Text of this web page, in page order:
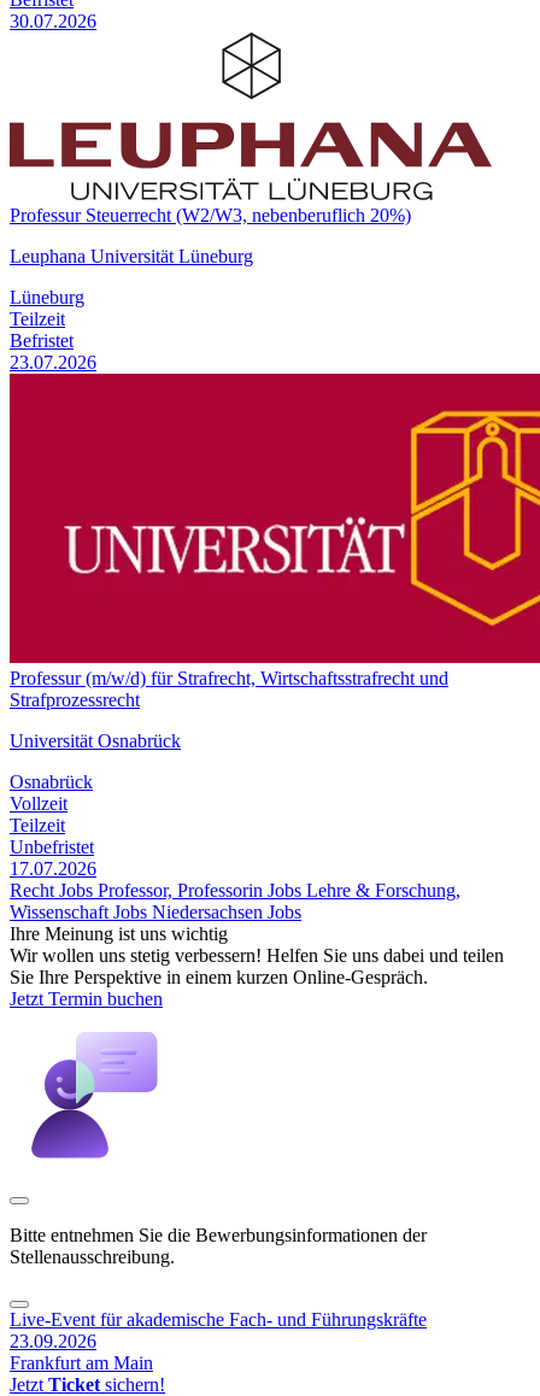
30.07.2026
Professur Steuerrecht (W2/W3, nebenberuflich 20%)
Leuphana Universität Lüneburg
Lüneburg
Teilzeit
Befristet
23.07.2026
Professur (m/w/d) für Strafrecht, Wirtschaftsstrafrecht und
Strafprozessrecht
Universität Osnabrück
Osnabrück
Vollzeit
Teilzeit
Unbefristet
17.07.2026
Recht Jobs Professor, Professorin Jobs Lehre & Forschung,
Wissenschaft Jobs Niedersachsen Jobs
Ihre Meinung ist uns wichtig
Wir wollen uns stetig verbessern! Helfen Sie uns dabei und teilen
Sie Ihre Perspektive in einem kurzen Online-Gespräch.
Jetzt Termin buchen
Bitte entnehmen Sie die Bewerbungsinformationen der
Stellenausschreibung.
Live-Event für akademische Fach- und Führungskräfte
23.09.2026
Frankfurt am Main
Jetzt Ticket sichern!